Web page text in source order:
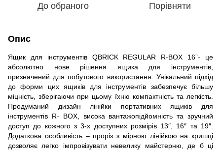
До обраного Порівняти
Опис
Ящик для інструментів QBRICK REGULAR R-BOX 16”- це
абсолютно нове рішення ящика для інструментів,
призначений для побутового використання. Унікальний підхід
до форми цих ящиків для інструментів забезпечує більшу
міцність, зберігаючи при цьому їхню компактність та легкість.
Продуманий дизайн лінійки портативних ящиків для
інструментів R- BOX, висока вантажопідйомність та зручний
доступ до кожного з 3-х доступних розмірів 13″, 16″ та 19″.
Додаткова особливість – проріз з мірною лінійкою на кришці
дозволяє легко імпровізувати невелику майстерню, де б ці